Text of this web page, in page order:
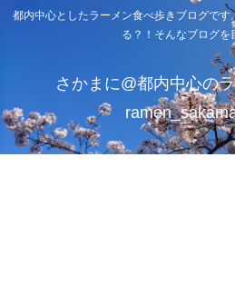
都内中心としたラーメン食べ歩きブログで
る？！そんなブログを
さかまに@都内中心の